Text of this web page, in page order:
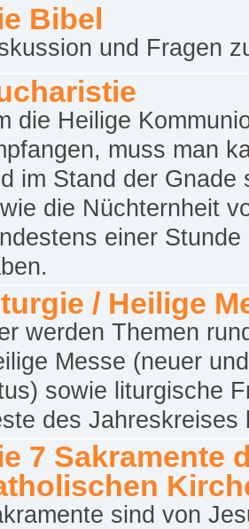
Bibel
und Fragen
die Heilige
muss man
im Stand der Gnade
die Nüchternheit
einer Stunde
/ Heilige
werden Themen
Messe (neuer
sowie liturgische
des Jahreskreises
7 Sakramente
sind von